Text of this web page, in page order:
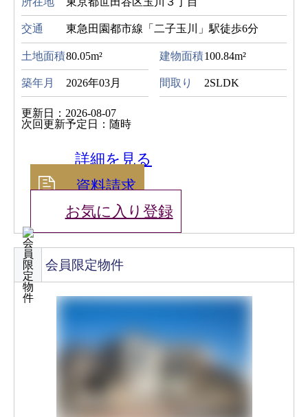
交通 東急田園都市線「二子玉川」駅徒歩6分
土地面積80.05m² 建物面積100.84m²
築年月 2026年03月 間取り 2SLDK
更新日：2026-08-07
次回更新予定日：随時
詳細を見る
資料請求
お気に入り登録
会員限定物件